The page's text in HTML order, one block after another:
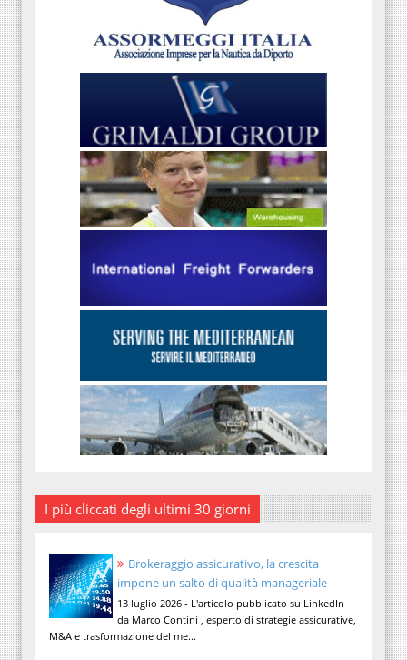
I più cliccati degli ultimi 30 giorni
Brokeraggio assicurativo, la crescita
impone un salto di qualità manageriale
13 luglio 2026 - L'articolo pubblicato su LinkedIn
da Marco Contini , esperto di strategie assicurative,
M&A e trasformazione del me...